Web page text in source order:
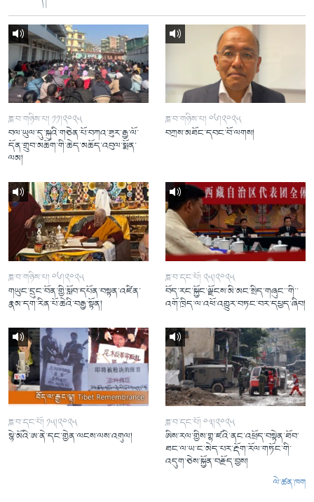
ཟླ་བ་གཉིས་པ། ༡༡།༢༠༢༥
བལ་ཡུལ་དུ་སྐུའི་གཅེན་པོ་བཀའ་ཟུར་རྒྱ་ལོ་
དོན་གྲུབ་མཆོག་གི་ཆེད་མཆོད་འབུལ་སྨོན་
ལམ།
ཟླ་བ་གཉིས་པ། ༠༦།༢༠༢༥
བཀྲས་མཐོང་དབང་བོ་ལགས།
ཟླ་བ་གཉིས་པ། ༠༦།༢༠༢༥
གཡུང་དྲུང་བོན་གྱི་སློབ་དཔོན་བསྟན་འཛིན་
རྣམ་དག་རིན་པོ་ཆེའི་བརྒྱ་སྟོན།
ཟླ་བ་དང་པོ། ༢༥།༢༠༢༥
བོད་རང་སྐྱོང་ལྗོངས་མི་མང་སྲིད་གཞུང་་གི་་
འགོ་ཁྲིད་ལ་འཕོ་འགྱུར་བཏང་བར་དཔྱད་ཞིབ།
ཟླ་བ་དང་པོ། ༡༥།༢༠༢༥
སྙེ་མོའི་ཨ་ནེ་དང་གྱེན་ལངས་ལས་འགུལ།
ཟླ་བ་དང་པོ། ༠༣།༢༠༢༥
ཨིས་རལ་གྱིས་གྷ་ཛའི་ནང་འཕྲོད་བསྟེན་ཐོབ་
ཐང་ལ་ཡ་ང་མེད་པར་རྡོག་རོལ་གཏོང་གི་
འདུག་ཅེས་སྐྱོན་བརྗོད་བྱས།
ལེ་ཚན་ཁག